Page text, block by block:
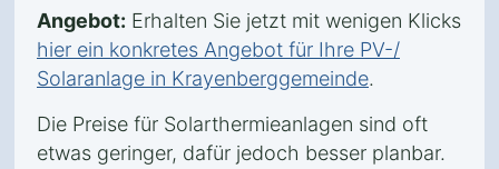
Angebot: Erhalten Sie jetzt mit wenigen Klicks
hier ein konkretes Angebot für Ihre PV-/
Solaranlage in Krayenberggemeinde.
Die Preise für Solarthermieanlagen sind oft
etwas geringer, dafür jedoch besser planbar.